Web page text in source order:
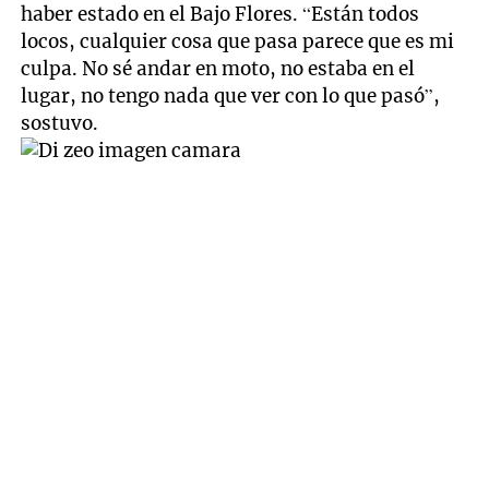
haber estado en el Bajo Flores. “Están todos
locos, cualquier cosa que pasa parece que es mi
culpa. No sé andar en moto, no estaba en el
lugar, no tengo nada que ver con lo que pasó”,
sostuvo.